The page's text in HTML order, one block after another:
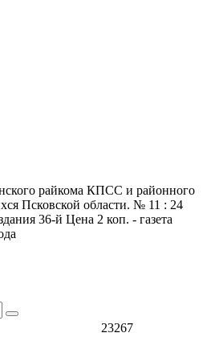
райкома КПСС и районного
Псковской области. № 11 : 24
36-й Цена 2 коп. - газета
23267